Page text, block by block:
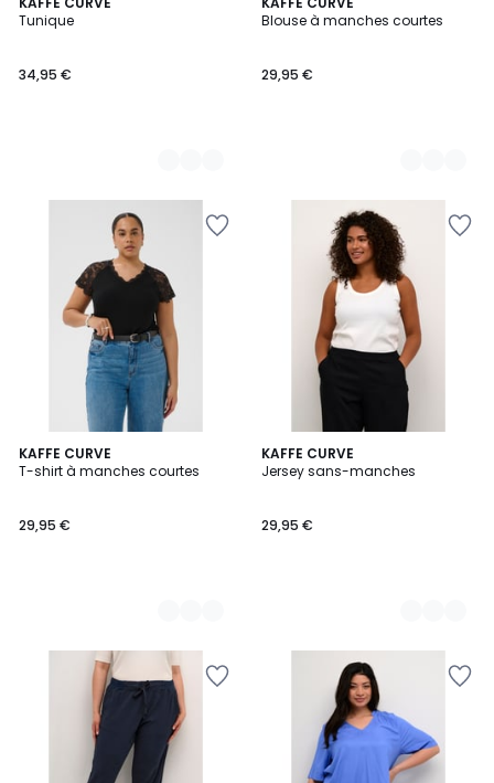
Tunique
34,95 €
4
Couleurs
Blouse à manches courtes
29,95 €
13
Couleurs
KAFFE CURVE
T-shirt à manches courtes
29,95 €
2
Couleurs
KAFFE CURVE
Jersey sans-manches
29,95 €
22
Couleurs